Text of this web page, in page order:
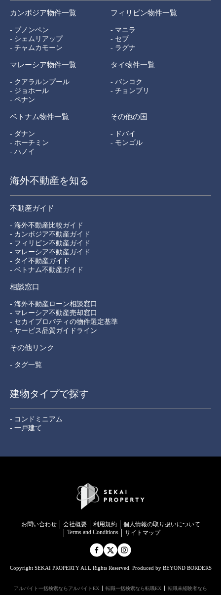
カンボジア物件一覧
- プノンペン
- シェムリアップ
- チャムカモーン
フィリピン物件一覧
- マニラ
- セブ
- ラグナ
マレーシア物件一覧
- クアラルンプール
- ジョホール
- ペナン
タイ物件一覧
- バンコク
- チョンブリ
ベトナム物件一覧
- ダナン
- ホーチミン
- ハノイ
その他の国
- ドバイ
- モンゴル
海外不動産を知る
不動産ガイド
- 海外不動産比較ガイド
- カンボジア不動産ガイド
- フィリピン不動産ガイド
- マレーシア不動産ガイド
- タイ不動産ガイド
- ベトナム不動産ガイド
相談窓口
- 海外不動産ローン相談窓口
- マレーシア不動産売却窓口
- セカイプロパティの物件選定基準
- サービス品質ガイドライン
その他リンク
- タグ一覧
建物タイプで探す
- コンドミニアム
- 一戸建て
お問い合わせ 会社概要 利用規約
個⼈情報の取り扱いについて
Terms and Conditions
サイトマップ
Copyright SEKAI PROPERTY ALL Rights Reserved. Produced by BEYOND BORDERS
アルバイト一括検索ならアルバイトEX 転職一括検索なら転職EX 転職未経験者なら